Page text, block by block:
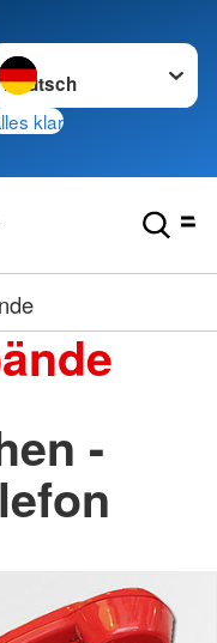
wechseln zu
klar
-